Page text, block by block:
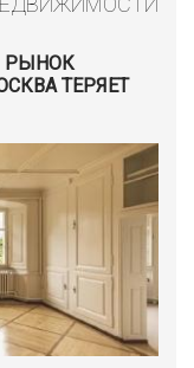
РЫНОК
ТЕРЯЕТ